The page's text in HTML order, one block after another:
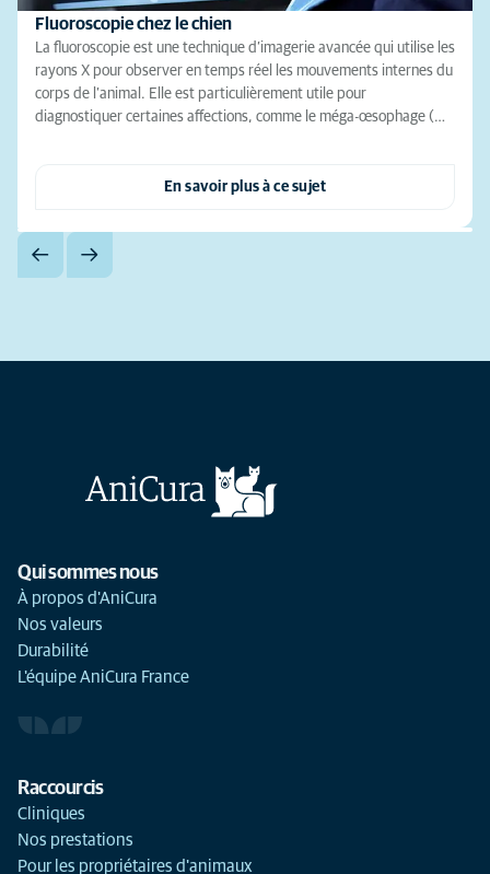
Fluoroscopie chez le chien
La fluoroscopie est une technique d’imagerie avancée qui utilise les
rayons X pour observer en temps réel les mouvements internes du
corps de l’animal. Elle est particulièrement utile pour
diagnostiquer certaines affections, comme le méga-œsophage (…
En savoir plus à ce sujet
Qui sommes nous
À propos d'AniCura
Nos valeurs
Durabilité
L'équipe AniCura France
Raccourcis
Cliniques
Nos prestations
Pour les propriétaires d'animaux